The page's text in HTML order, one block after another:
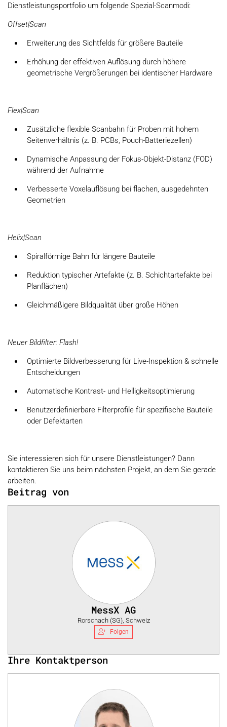
Dienstleistungsportfolio um folgende Spezial-Scanmodi:
Offset|Scan
Erweiterung des Sichtfelds für größere Bauteile
Erhöhung der effektiven Auflösung durch höhere
geometrische Vergrößerungen bei identischer Hardware
Flex|Scan
Zusätzliche flexible Scanbahn für Proben mit hohem
Seitenverhältnis (z. B. PCBs, Pouch-Batteriezellen)
Dynamische Anpassung der Fokus-Objekt-Distanz (FOD)
während der Aufnahme
Verbesserte Voxelauflösung bei flachen, ausgedehnten
Geometrien
Helix|Scan
Spiralförmige Bahn für längere Bauteile
Reduktion typischer Artefakte (z. B. Schichtartefakte bei
Planflächen)
Gleichmäßigere Bildqualität über große Höhen
Neuer Bildfilter: Flash!
Optimierte Bildverbesserung für Live-Inspektion & schnelle
Entscheidungen
Automatische Kontrast- und Helligkeitsoptimierung
Benutzerdefinierbare Filterprofile für spezifische Bauteile
oder Defektarten
Sie interessieren sich für unsere Dienstleistungen? Dann
kontaktieren Sie uns beim nächsten Projekt, an dem Sie gerade
arbeiten.
Beitrag von
MessX AG
Rorschach (SG), Schweiz
Folgen
Ihre Kontaktperson